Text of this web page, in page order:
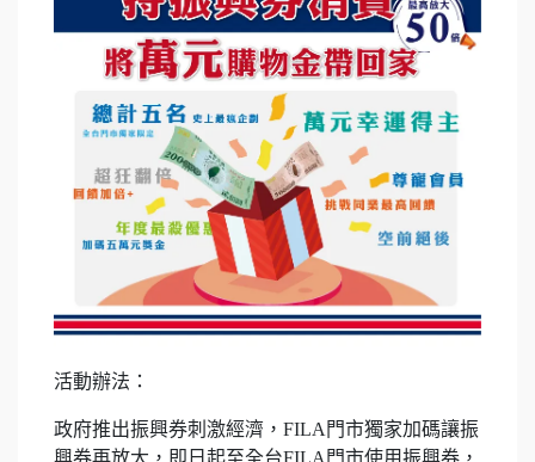
活動辦法：
政府推出振興券刺激經濟，FILA門市獨家加碼讓振
興券再放大，即日起至全台FILA門市使用振興券，